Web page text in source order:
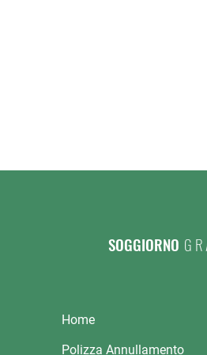
SOGGIORNO
Home
Polizza Annullamento